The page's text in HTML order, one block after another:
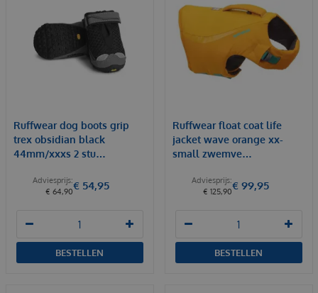
Ruffwear dog boots grip
trex obsidian black
44mm/xxxs 2 stu…
€ 64,90€ 54,95
BESTELLEN
Ruffwear float coat life
jacket wave orange xx-
small zwemve…
€ 125,90€ 99,95
BESTELLEN